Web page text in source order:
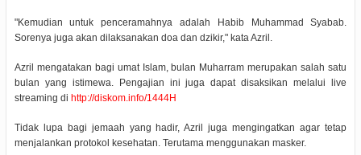
"Kemudian untuk penceramahnya adalah Habib Muhammad Syabab.
Sorenya juga akan dilaksanakan doa dan dzikir," kata Azril.
Azril mengatakan bagi umat Islam, bulan Muharram merupakan salah satu
bulan yang istimewa. Pengajian ini juga dapat disaksikan melalui live
streaming di http://diskom.info/1444H
Tidak lupa bagi jemaah yang hadir, Azril juga mengingatkan agar tetap
menjalankan protokol kesehatan. Terutama menggunakan masker.